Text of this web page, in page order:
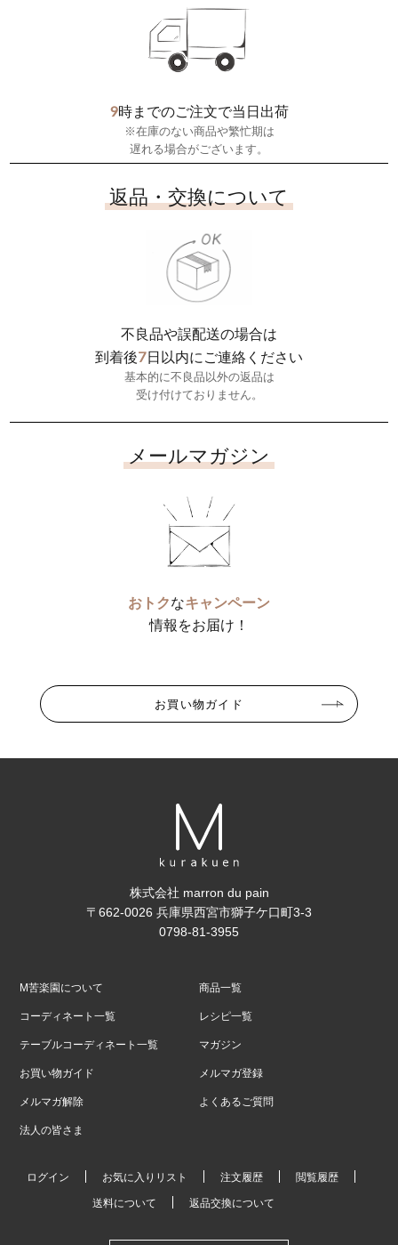
9時までのご注文で当日出荷
※在庫のない商品や繁忙期は
遅れる場合がございます。
返品・交換について
不良品や誤配送の場合は
到着後7日以内にご連絡ください
基本的に不良品以外の返品は
受け付けておりません。
メールマガジン
おトクなキャンペーン
情報をお届け！
お買い物ガイド
株式会社 marron du pain
〒662-0026 兵庫県西宮市獅子ケ口町3-3
0798-81-3955
M苦楽園について 商品一覧
コーディネート一覧 レシピ一覧
テーブルコーディネート一覧 マガジン
お買い物ガイド メルマガ登録
メルマガ解除 よくあるご質問
法人の皆さま
ログイン お気に入りリスト 注文履歴 閲覧履歴
送料について 返品交換について